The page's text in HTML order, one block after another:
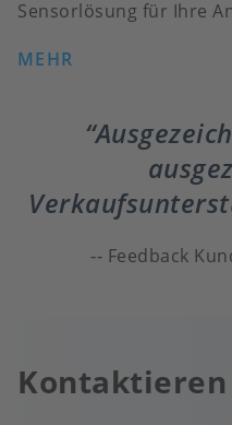
Sensorlösung für Ihre
MEHR
Feedback
Kontaktieren